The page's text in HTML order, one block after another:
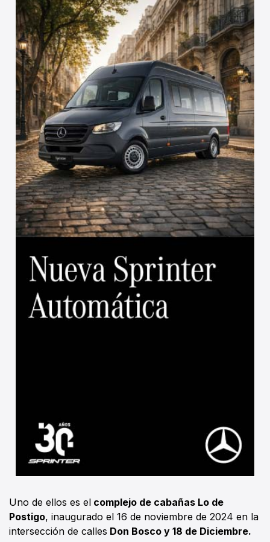
Uno de ellos es el complejo de cabañas Lo de
Postigo, inaugurado el 16 de noviembre de 2024 en la
intersección de calles Don Bosco y 18 de Diciembre.